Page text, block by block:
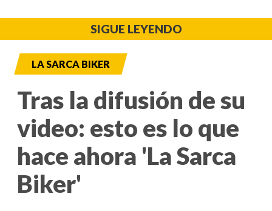
SIGUE LEYENDO
LA SARCA BIKER
Tras la difusión de su
video: esto es lo que
hace ahora 'La Sarca
Biker'